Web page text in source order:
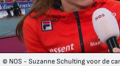
© NOS - Suzanne Schulting voor de